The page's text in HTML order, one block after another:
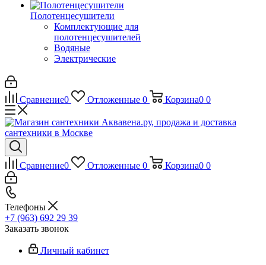
Полотенцесушители
Комплектующие для
полотенцесушителей
Водяные
Электрические
Сравнение0 Отложенные 0 Корзина0 0
Сравнение0 Отложенные 0 Корзина0 0
Телефоны
+7 (963) 692 29 39
Заказать звонок
Личный кабинет